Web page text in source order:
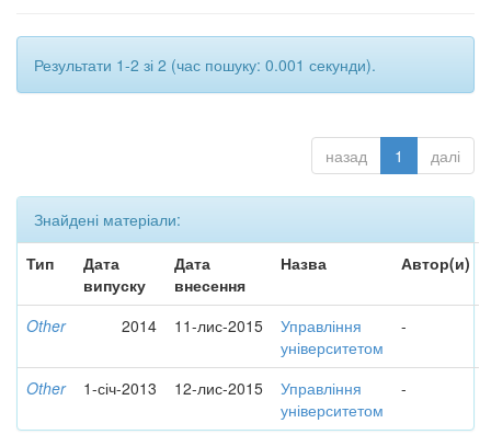
Результати 1-2 зі 2 (час пошуку: 0.001 секунди).
назад 1 далі
Знайдені матеріали:
Тип
Дата
випуску
Дата
внесення
Назва Автор(и)
Other 2014 11-лис-2015
Управління
університетом
-
Other 1-січ-2013 12-лис-2015
Управління
університетом
-